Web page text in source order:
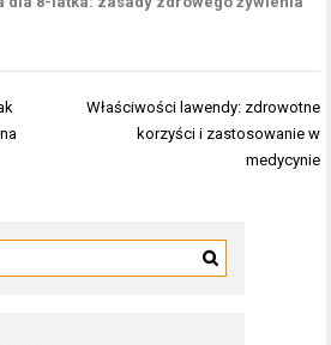
Właściwości lawendy: zdrowotne
korzyści i zastosowanie w
medycynie